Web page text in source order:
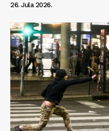
Info
O nama
Kontakt
Impressum
26. Jula 2026.